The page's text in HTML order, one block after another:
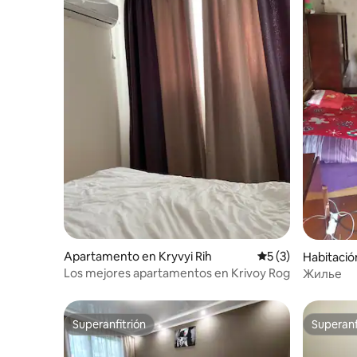
Apartamento en Kryvyi Rih Calificación
5 (3)
Los mejores apartamentos en Krivoy Rog
Жилье
Superanfitrión
Superanfitrión